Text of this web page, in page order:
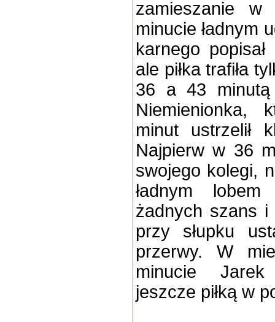
zamieszanie
minucie ładnym
karnego
ale piłka trafiła
36 a 43 minutą
minut ustrzelił
Najpierw w 36
swojego kolegi,
ładnym
żadnych szans i
przy słupku
przerwy. W
minucie Jarek
jeszcze piłką w